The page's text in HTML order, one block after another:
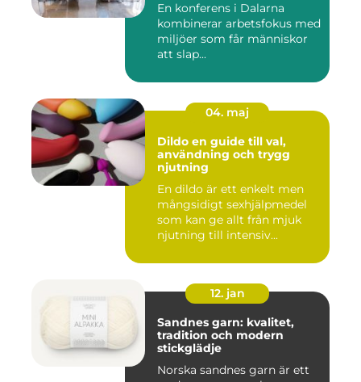
En konferens i Dalarna
kombinerar arbetsfokus med
miljöer som får människor
att slap...
04. maj
Dildo en guide till val,
användning och trygg
njutning
En dildo är ett enkelt men
mångsidigt sexhjälpmedel
som kan ge allt från mjuk
njutning till intensiv...
12. jan
Sandnes garn: kvalitet,
tradition och modern
stickglädje
Norska sandnes garn är ett